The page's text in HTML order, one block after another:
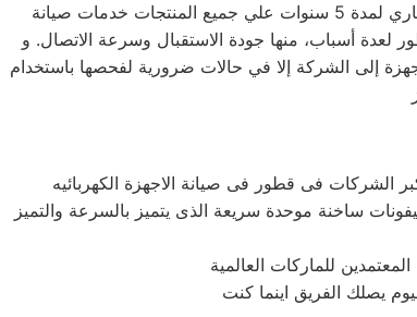
دورية علي كافة الاجهزة لضمان سلامة أجهزتك سواء كانت ( ثلاجة – غسالة – بوتاجاز – ديب فريزر ) وتضمن الشركة كافة منتجاتها بضمان ساري لمدة 5 سنوات علي جميع المنتجات خدمات صيانة
في قطور بقطور لعدة أسباب، منها جودة الاستقبال وسرعة الاتصال. و
إلى الشركة إلا في حالات ضرورية لفحصها باستخدام
ساخنة موحدة سريعة الذى يتميز بالسرعة والتميز